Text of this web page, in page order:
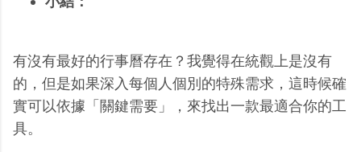
有沒有最好的行事曆存在？我覺得在統觀上是沒有
的，但是如果深入每個人個別的特殊需求，這時候確
實可以依據「關鍵需要」，來找出一款最適合你的工
具。